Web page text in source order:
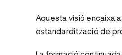
Aquesta visió encaixa
estandardització de